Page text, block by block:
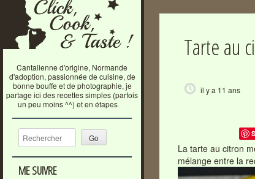
Cantalienne d'origine, Normande
d'adoption, passionnée de cuisine, de
bonne bouffe et de photographie, je
partage ici des recettes simples (parfois
un peu moins ^^) et en étapes
Recherche
ME SUIVRE
Tarte au
il y a 11 ans
La tarte au citron
mélange entre la